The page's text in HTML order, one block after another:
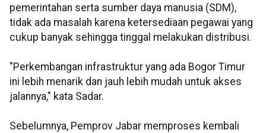
pemerintahan serta sumber daya manusia (SDM),
tidak ada masalah karena ketersediaan pegawai yang
cukup banyak sehingga tinggal melakukan distribusi.
"Perkembangan infrastruktur yang ada Bogor Timur
ini lebih menarik dan jauh lebih mudah untuk akses
jalannya," kata Sadar.
Sebelumnya, Pemprov Jabar memproses kembali